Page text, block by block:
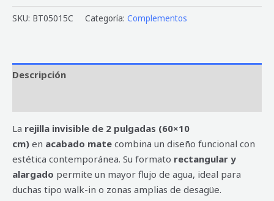
SKU: BT05015C Categoría: Complementos
Descripción
La rejilla invisible de 2 pulgadas (60×10
cm) en acabado mate combina un diseño funcional con
estética contemporánea. Su formato rectangular y
alargado permite un mayor flujo de agua, ideal para
duchas tipo walk-in o zonas amplias de desagüe.